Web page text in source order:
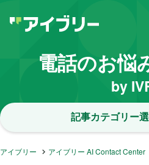
電話のお悩
by
記事カテゴリー
アイブリー アイブリー AI Contact Center